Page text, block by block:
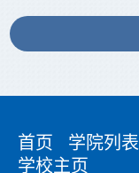
首页 学院列表
学校主页